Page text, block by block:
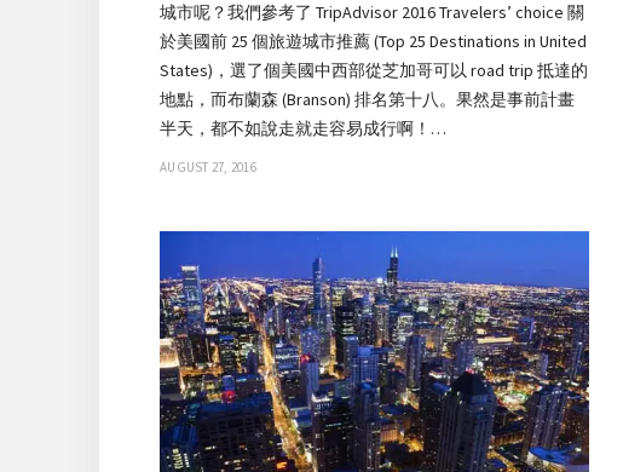
城市呢？我們參考了 TripAdvisor 2016 Travelers’ choice 關
於美國前 25 個旅遊城市推薦 (Top 25 Destinations in United
States)，選了個美國中西部從芝加哥可以 road trip 抵達的
地點，而布蘭森 (Branson) 排名第十八。果然是事前計畫
半天，都不如說走就走容易成行啊！…
AUGUST 27, 2016